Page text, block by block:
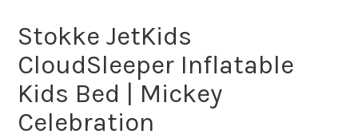
Stokke JetKids
CloudSleeper Inflatable
Kids Bed | Mickey
Celebration